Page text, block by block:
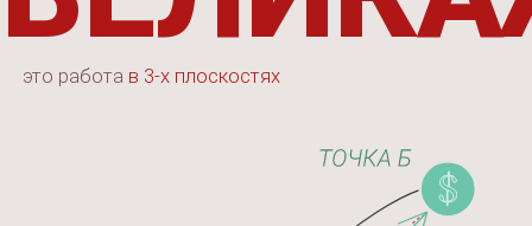
Негативные убеждения и сценарии